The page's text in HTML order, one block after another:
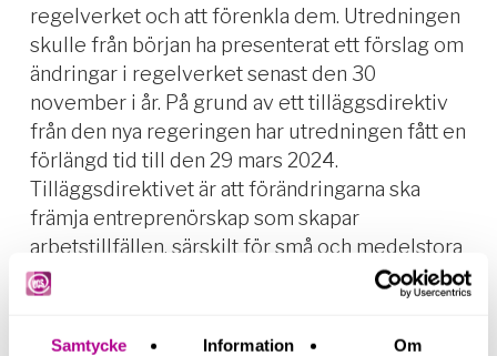
Samtycke Information Om
regelverket och att förenkla dem. Utredningen
skulle från början ha presenterat ett förslag om
ändringar i regelverket senast den 30
november i år. På grund av ett tilläggsdirektiv
från den nya regeringen har utredningen fått en
förlängd tid till den 29 mars 2024.
Tilläggsdirektivet är att förändringarna ska
främja entreprenörskap som skapar
arbetstillfällen, särskilt för små och medelstora
företag.